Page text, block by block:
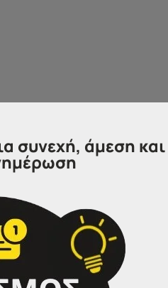
Εκπαίδευσης στην
στο Πρόγραμμα «ΔΙΑΥΓΕΙΑ»
συνεχή, άμεση και